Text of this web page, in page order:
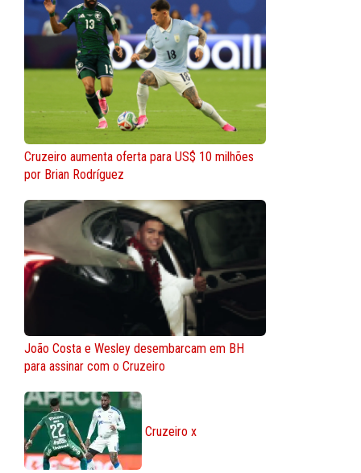
Cruzeiro aumenta oferta para US$ 10 milhões
por Brian Rodríguez
João Costa e Wesley desembarcam em BH
para assinar com o Cruzeiro
Cruzeiro x